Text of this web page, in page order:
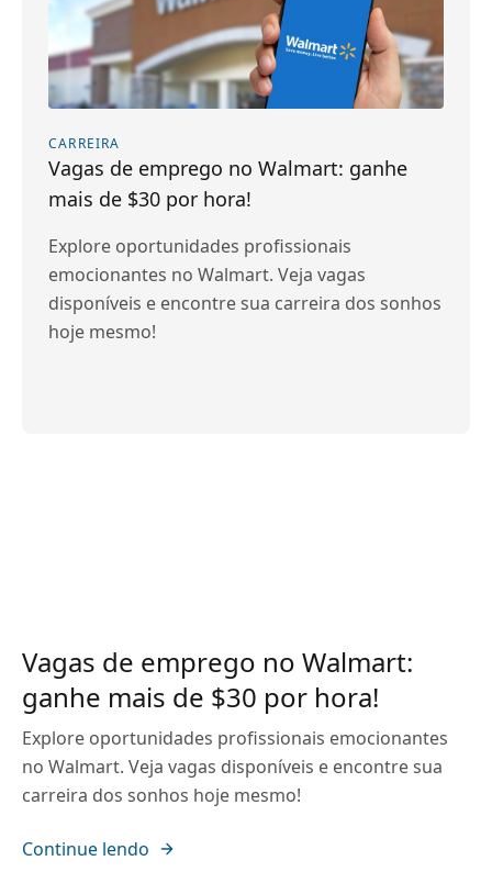
CARREIRA
Vagas de emprego no Walmart: ganhe
mais de $30 por hora!
Explore oportunidades profissionais
emocionantes no Walmart. Veja vagas
disponíveis e encontre sua carreira dos sonhos
hoje mesmo!
Vagas de emprego no Walmart:
ganhe mais de $30 por hora!
Explore oportunidades profissionais emocionantes
no Walmart. Veja vagas disponíveis e encontre sua
carreira dos sonhos hoje mesmo!
Continue lendo